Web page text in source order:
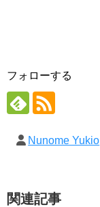
フォローする
Nunome Yukio
関連記事